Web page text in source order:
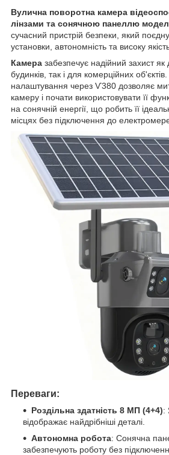
Вулична поворотна камера
лінзами та сонячною панеллю
сучасний пристрій безпеки, який
установки, автономність та високу
Камера забезпечує надійний захист
будинків, так і для комерційних
налаштування через Ѵ380 дозволяє
камеру і почати використовувати її
на сонячній енергії, що робить її
місцях без підключення до
Переваги:
Роздільна здатність 8 МП (4+4):
відображає найдрібніші деталі.
Автономна робота: Сонячна
забезпечують роботу без